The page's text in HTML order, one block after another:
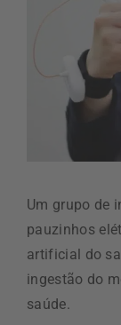
Um grupo de
pauzinhos
artificial do
ingestão do
saúde.